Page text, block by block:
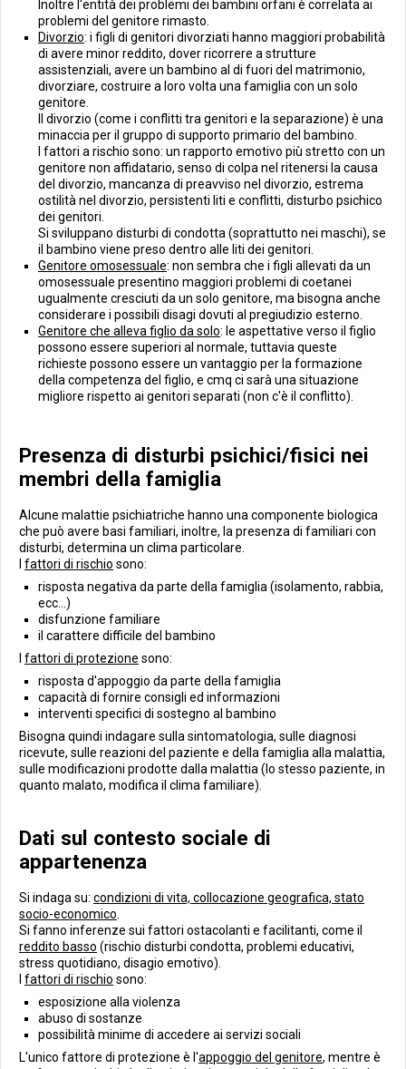
Inoltre l'entità dei problemi dei bambini orfani è correlata ai
problemi del genitore rimasto.
Divorzio: i figli di genitori divorziati hanno maggiori probabilità
di avere minor reddito, dover ricorrere a strutture
assistenziali, avere un bambino al di fuori del matrimonio,
divorziare, costruire a loro volta una famiglia con un solo
genitore.
Il divorzio (come i conflitti tra genitori e la separazione) è una
minaccia per il gruppo di supporto primario del bambino.
I fattori a rischio sono: un rapporto emotivo più stretto con un
genitore non affidatario, senso di colpa nel ritenersi la causa
del divorzio, mancanza di preavviso nel divorzio, estrema
ostilità nel divorzio, persistenti liti e conflitti, disturbo psichico
dei genitori.
Si sviluppano disturbi di condotta (soprattutto nei maschi), se
il bambino viene preso dentro alle liti dei genitori.
Genitore omosessuale: non sembra che i figli allevati da un
omosessuale presentino maggiori problemi di coetanei
ugualmente cresciuti da un solo genitore, ma bisogna anche
considerare i possibili disagi dovuti al pregiudizio esterno.
Genitore che alleva figlio da solo: le aspettative verso il figlio
possono essere superiori al normale, tuttavia queste
richieste possono essere un vantaggio per la formazione
della competenza del figlio, e cmq ci sarà una situazione
migliore rispetto ai genitori separati (non c'è il conflitto).
Presenza di disturbi psichici/fisici nei
membri della famiglia
Alcune malattie psichiatriche hanno una componente biologica
che può avere basi familiari, inoltre, la presenza di familiari con
disturbi, determina un clima particolare.
fattori di rischio sono:
risposta negativa da parte della famiglia (isolamento, rabbia,
ecc...)
disfunzione familiare
il carattere difficile del bambino
fattori di protezione sono:
risposta d'appoggio da parte della famiglia
capacità di fornire consigli ed informazioni
interventi specifici di sostegno al bambino
Bisogna quindi indagare sulla sintomatologia, sulle diagnosi
ricevute, sulle reazioni del paziente e della famiglia alla malattia,
sulle modificazioni prodotte dalla malattia (lo stesso paziente, in
quanto malato, modifica il clima familiare).
Dati sul contesto sociale di
appartenenza
Si indaga su: condizioni di vita, collocazione geografica, stato
socio-economico
Si fanno inferenze sui fattori ostacolanti e facilitanti, come il
reddito basso (rischio disturbi condotta, problemi educativi,
stress quotidiano, disagio emotivo).
fattori di rischio sono:
esposizione alla violenza
abuso di sostanze
possibilità minime di accedere ai servizi sociali
L'unico fattore di protezione è l'appoggio del genitore, mentre è